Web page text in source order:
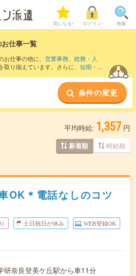
気になる! ログイン 検索
お仕事一覧
仕事の他に、 営業事務、 総務・人
取り揃えています。さらに、 短期 ・ 単
条件の変更
平均時給: 1,357 円
新着順 時給順
OK＊電話なしのコツ
土日祝日が休み WEB登録OK
研奈良登美ケ丘駅から車11分